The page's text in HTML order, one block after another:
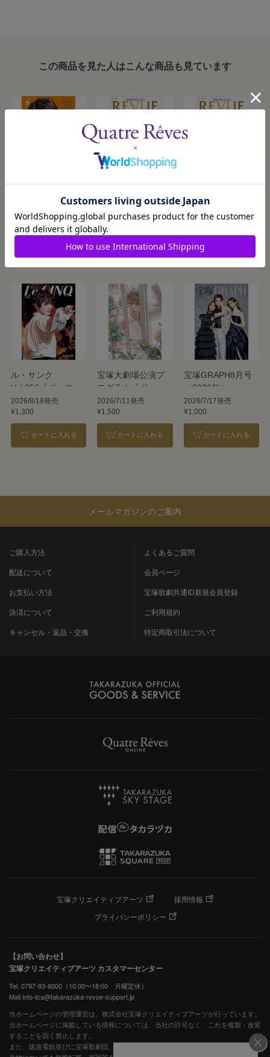
この商品を見た人はこんな商品も見ています
歌劇8月号（2026
2026/8/5発売
カートに入れる
【キャトルレーヴ
オンライン限定
版】TAKARAZUKA
REVUE 2026
2026/8/5発売
¥3,300
カートに入れる
【通常版】
TAKARAZUKA
REVUE 2026
2026/8/5発売
カートに入れる
ル・サンク
Vol.256『ポーの一
族』＜雪組＞
2026/8/18発売
¥1,300
カートに入れる
宝塚大劇場公演プ
ログラム『ポーの
一族』＜雪組＞
2026/7/11発売
¥1,500
カートに入れる
宝塚GRAPH8月号
（2026年）
2026/7/17発売
¥1,000
カートに入れる
メールマガジンのご案内
ご購入方法
配送について
お支払い方法
決済について
キャンセル・返品・交換
よくあるご質問
会員ページ
宝塚歌劇共通ID新規会員登録
ご利用規約
特定商取引法について
宝塚クリエイティブアーツ
採用情報
プライバシーポリシー
【お問い合わせ】
宝塚クリエイティブアーツ カスタマーセンター
Tel. 0797-83-6000（10:00〜18:00 月曜定休）
Mail info-tca@takarazuka-revue-support.jp
当ホームページの管理運営は、株式会社宝塚クリエイティブアーツが行っています。
当ホームページに掲載している情報については、当社の許可なく、これを複製・改変
することを固く禁止します。
また、阪急電鉄並びに宝塚歌劇団、宝塚クリエイティブアーツの出版物ほか写真等著